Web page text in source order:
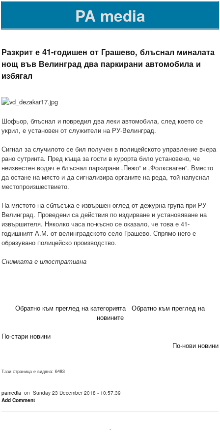
PA media
Разкрит е 41-годишен от Грашево, блъснал миналата
нощ във Велинград два паркирани автомобила и
избягал
Шофьор, блъснал и повредил два леки автомобила, след което се
укрил, е установен от служители на РУ-Велинград.
Сигнал за случилото се бил получен в полицейското управление вчера
рано сутринта. Пред къща за гости в курорта било установено, че
неизвестен водач е блъснал паркирани „Пежо“ и „Фолксваген“. Вместо
да остане на място и да сигнализира органите на реда, той напуснал
местопроизшествието.
На мястото на сблъсъка е извършен оглед от дежурна група при РУ-
Велинград. Проведени са действия по издирване и установяване на
извършителя. Няколко часа по-късно се оказало, че това е 41-
годишният А.М. от велинградското село Грашево. Спрямо него е
образувано полицейско производство.
Снимката е илюстративна
Обратно към преглед на категорията
Обратно към преглед на
новините
По-стари новини
По-нови новини
Тази страница е видяна: 6483
pamedia on Sunday 23 December 2018 - 10:57:39
Add Comment
.